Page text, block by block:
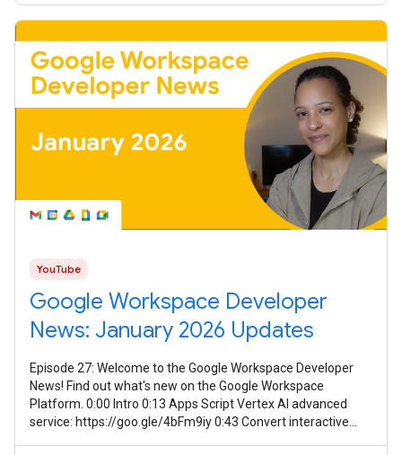
YouTube
Google Workspace Developer
News: January 2026 Updates
Episode 27: Welcome to the Google Workspace Developer
News! Find out what's new on the Google Workspace
Platform. 0:00 Intro 0:13 Apps Script Vertex AI advanced
service: https://goo.gle/4bFm9iy 0:43 Convert interactive